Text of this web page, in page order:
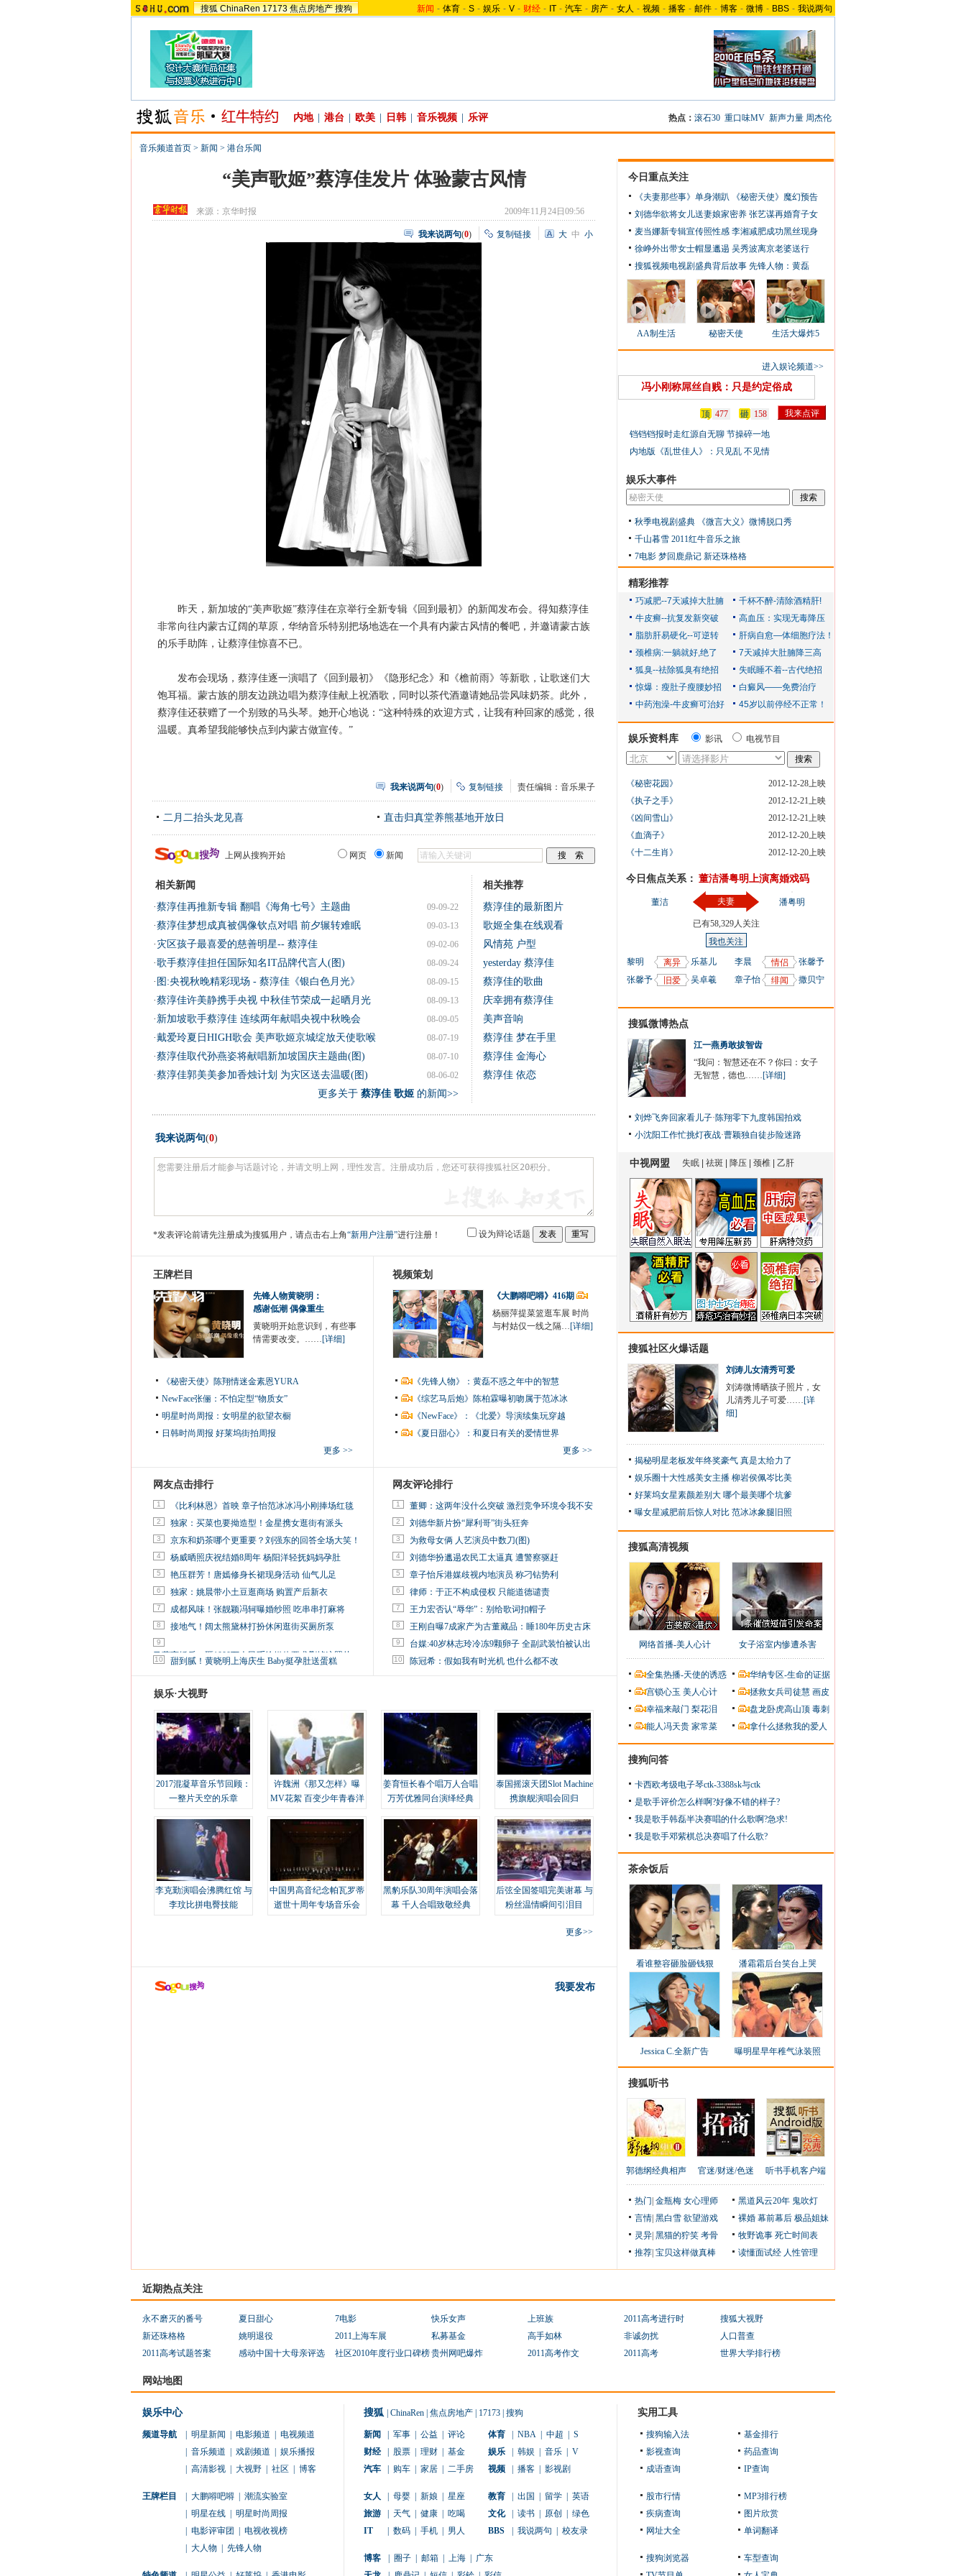
搜狐 ChinaRen 17173 焦点房地产 搜狗 新闻 - 体育 - S - 娱乐 - V - 财经 - IT - 汽车 - 房产 - 女人 - 视频 - 播客 - 邮件 - 博客 - 微博 - BBS - 我说两句
内地 港台 欧美 日韩 音乐视频 乐评 热点： 滚石30 重口味MV 新声力量 周杰伦
音乐频道首页 > 新闻 > 港台乐闻
“美声歌姬”蔡淳佳发片 体验蒙古风情
来源：京华时报 2009年11月24日09:56
我来说两句(0) 复制链接 大 中 小
昨天，新加坡的“美声歌姬”蔡淳佳在京举行全新专辑《回到最初》的新闻发布会。得知蔡淳佳
非常向往内蒙古辽阔的草原，华纳音乐特别把场地选在一个具有内蒙古风情的餐吧，并邀请蒙古族
的乐手助阵，让蔡淳佳惊喜不已。
发布会现场，蔡淳佳逐一演唱了《回到最初》《隐形纪念》和《檐前雨》等新歌，让歌迷们大
饱耳福。蒙古族的朋友边跳边唱为蔡淳佳献上祝酒歌，同时以茶代酒邀请她品尝风味奶茶。此外，
蔡淳佳还获赠了一个别致的马头琴。她开心地说：“这种特殊的欢迎方式，让我有种回家的感觉，很
温暖。真希望我能够快点到内蒙古做宣传。”
我来说两句(0) 复制链接 责任编辑：音乐果子
二月二抬头龙见喜 直击归真堂养熊基地开放日
上网从搜狗开始 网页 新闻
相关新闻
09-09-22
·蔡淳佳再推新专辑 翻唱《海角七号》主题曲
09-03-13
·蔡淳佳梦想成真被偶像钦点对唱 前夕辗转难眠
09-02-06
· 灾区孩子最喜爱的慈善明星-- 蔡淳佳
08-09-24
·歌手蔡淳佳担任国际知名IT品牌代言人(图)
08-09-15
· 图:央视秋晚精彩现场 - 蔡淳佳《银白色月光》
08-09-13
·蔡淳佳许美静携手央视 中秋佳节荣成一起晒月光
08-09-05
· 新加坡歌手蔡淳佳 连续两年献唱央视中秋晚会
08-07-19
·戴爱玲夏日HIGH歌会 美声歌姬京城绽放天使歌喉
08-07-10
·蔡淳佳取代孙燕姿将献唱新加坡国庆主题曲(图)
08-06-02
·蔡淳佳郭美美参加香烛计划 为灾区送去温暖(图)
更多关于 蔡淳佳 歌姬的新闻>>
相关推荐
蔡淳佳的最新图片
歌姬全集在线观看
风情苑 户型
yesterday 蔡淳佳
蔡淳佳的歌曲
庆幸拥有蔡淳佳
美声音响
蔡淳佳 梦在手里
蔡淳佳 金海心
蔡淳佳 依恋
我来说两句(0)
*发表评论前请先注册成为搜狐用户，请点击右上角“新用户注册”进行注册！ 设为辩论话题
王牌栏目
先锋人物黄晓明：
感谢低潮 偶像重生
黄晓明开始意识到，有些事
情需要改变。……[详细]
《秘密天使》陈翔情迷金素恩YURA
NewFace张俪：不怕定型“物质女”
明星时尚周报：女明星的欲望衣橱
日韩时尚周报 好莱坞街拍周报
更多 >>
视频策划
《大鹏嘚吧嘚》416期
杨丽萍提菜篮逛车展 时尚
与村姑仅一线之隔…[详细]
《先锋人物》：黄磊不惑之年中的智慧
《综艺马后炮》陈柏霖曝初吻属于范冰冰
《NewFace》：《北爱》导演续集玩穿越
《夏日甜心》：和夏日有关的爱情世界
更多 >>
网友点击排行
1 《比利林恩》首映 章子怡范冰冰冯小刚捧场红毯
2 独家：买菜也要拗造型！金星携女逛街有派头
3 京东和奶茶哪个更重要？刘强东的回答全场大笑！
4 杨威晒照庆祝结婚8周年 杨阳洋轻抚妈妈孕肚
5 艳压群芳！唐嫣修身长裙现身活动 仙气儿足
6 独家：姚晨带小土豆逛商场 购置产后新衣
7 成都风味！张靓颖冯轲曝婚纱照 吃串串打麻将
8 接地气！阔太熊黛林打扮休闲逛街买厕所泵
9
马蓉离婚后，砸1000万人民币给媒体要求删掉这照片
10 甜到腻！黄晓明上海庆生 Baby挺孕肚送蛋糕
网友评论排行
1 董卿：这两年没什么突破 激烈竞争环境令我不安
2 刘德华新片扮“犀利哥”街头狂奔
3 为救母女俩 人艺演员中数刀(图)
4 刘德华扮邋遢农民工太逼真 遭警察驱赶
5 章子怡斥港媒歧视内地演员 称刁钻势利
6 律师：于正不构成侵权 只能道德谴责
7 王力宏否认“辱华”：别给歌词扣帽子
8 王刚自曝7成家产为古董藏品：睡180年历史古床
9 台媒:40岁林志玲冷冻9颗卵子 全副武装怕被认出
10 陈冠希：假如我有时光机 也什么都不改
娱乐·大视野
2017混凝草音乐节回顾：
一整片天空的乐章
许魏洲《那又怎样》曝
MV花絮 百变少年青春洋
姜育恒长春个唱万人合唱
万芳优雅同台演绎经典
泰国摇滚天团Slot Machine
携旗舰演唱会回归
李克勤演唱会沸腾红馆 与
李玟比拼电臀技能
中国男高音纪念帕瓦罗蒂
逝世十周年专场音乐会
黑豹乐队30周年演唱会落
幕 千人合唱致敬经典
后弦全国签唱完美谢幕 与
粉丝温情瞬间引泪目
更多>>
我要发布
今日重点关注
《夫妻那些事》单身潮趴
《秘密天使》魔幻预告
刘德华欲将女儿送妻娘家密养 张艺谋再婚育子女
麦当娜新专辑宣传照性感 李湘减肥成功黑丝现身
徐峥外出带女士帽显邋遢 吴秀波离京老婆送行
搜狐视频电视剧盛典背后故事 先锋人物：黄磊
AA制生活 秘密天使 生活大爆炸5
进入娱论频道>>
冯小刚称屌丝自贱：只是约定俗成
顶 477 砸
158
铛铛铛报时走红源自无聊 节操碎一地
内地版《乱世佳人》：只见乱 不见情
娱乐大事件
秋季电视剧盛典
《微言大义》微博脱口秀
千山暮雪 2011红牛音乐之旅
7电影 梦回鹿鼎记 新还珠格格
精彩推荐
娱乐资料库 影讯 电视节目
《秘密花园》
2012-12-28上映
《执子之手》
2012-12-21上映
《凶间雪山》
2012-12-21上映
《血滴子》
2012-12-20上映
《十二生肖》
2012-12-20上映
今日焦点关系： 董洁潘粤明上演离婚戏码
董洁 夫妻
已有58,329人关注
我也关注
潘粤明
黎明 离异
乐基儿
张馨予
旧爱 吴卓羲
李晨 情侣
张馨予
章子怡
绯闻 撒贝宁
搜狐微博热点
江一燕勇敢拔智齿
“我问：智慧还在不？你曰：女子
无智慧，德也……[详细]
刘烨飞奔回家看儿子·陈翔零下九度韩国拍戏
小沈阳工作忙挑灯夜战·曹颖独自徒步险迷路
搜狐社区火爆话题
刘涛儿女清秀可爱
刘涛微博晒孩子照片，女
儿清秀儿子可爱……[详
细]
揭秘明星老板发年终奖豪气 真是太给力了
娱乐圈十大性感美女主播 柳岩侯佩岑比美
好莱坞女星素颜差别大 哪个最美哪个坑爹
曝女星减肥前后惊人对比 范冰冰象腿旧照
搜狐高清视频
网络首播-美人心计 女子浴室内惨遭杀害
全集热播-天使的诱惑
华纳专区-生命的证据
宫锁心玉 美人心计 拯救女兵司徒慧 画皮
幸福来敲门 梨花泪 盘龙卧虎高山顶 毒刺
能人冯天贵 家常菜 拿什么拯救我的爱人
搜狗问答
卡西欧考级电子琴ctk-3388sk与ctk
是歌手评价怎么样啊?好像不错的样子?
我是歌手韩磊半决赛唱的什么歌啊?急求!
我是歌手邓紫棋总决赛唱了什么歌?
茶余饭后
看谁整容砸脸砸钱狠 潘霜霜后台笑台上哭
Jessica C.全新广告 曝明星早年稚气泳装照
搜狐听书
郭德纲经典相声 官迷/财迷/色迷 听书手机客户端
热门 金瓶梅 女心理师 黑道风云20年 鬼吹灯
言情 黑白雪 欲望游戏 裸婚 幕前幕后 极品姐妹
灵异 黑猫的狞笑 考骨 牧野诡事 死亡时间表
推荐 宝贝这样做真棒 读懂面试经 人性管理
近期热点关注
永不磨灭的番号 夏日甜心 7电影 快乐女声 上班族 2011高考进行时
搜狐大视野
新还珠格格
姚明退役 2011上海车展 私募基金 高手如林 非诚勿扰
人口普查
2011高考试题答案
感动中国十大母亲评选 社区2010年度行业口碑榜贵州网吧爆炸 2011高考作文 2011高考 世界大学排行榜
网站地图
娱乐中心
频道导航 明星新闻 电影频道
电视频道
音乐频道 戏剧频道
娱乐播报
高清影视 大视野 社区 博客
王牌栏目 大鹏嘚吧嘚
潮流实验室
明星在线
明星时尚周报
电影评审团
电视收视榜
大人物 先锋人物
搜狐 ChinaRen 焦点房地产 17173 搜狗
新闻 军事 公益 评论 体育 NBA 中超
S
财经
股票 理财 基金 娱乐 韩娱 音乐
V
汽车
购车 家居 二手房 视频 播客 影视剧
女人 母婴 新娘 星座 教育 出国 留学
英语
旅游
天气 健康 吃喝 文化 读书 原创
绿色
IT
数码 手机 男人 BBS 我说两句 校友录
博客 圈子 邮箱 上海
广东
实用工具
搜狗输入法
基金排行
影视查询
药品查询
成语查询
IP查询
股市行情
MP3排行榜
疾病查询
图片欣赏
网址大全
单词翻译
搜狗浏览器
车型查询